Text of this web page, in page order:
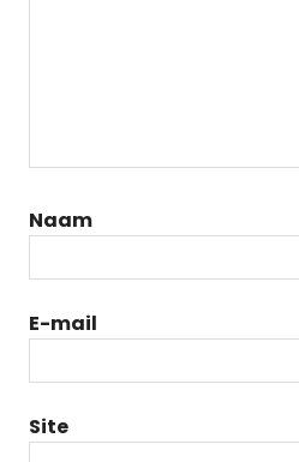
Naam
E-mail
Site